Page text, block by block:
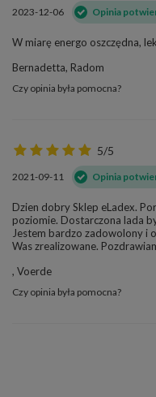
2023-12-06 Opinia
W miarę energo oszczędna,
Bernadetta, Radom
Czy opinia była pomocna?
5/5
2021-09-11 Opinia
Dzien dobry Sklep eLadex.
poziomie. Dostarczona lada
Jestem bardzo zadowolony i
Was zrealizowane.
, Voerde
Czy opinia była pomocna?